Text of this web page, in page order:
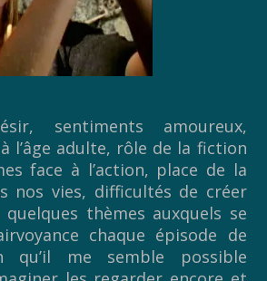
sentiments amoureux,
l’âge adulte, rôle de la fiction
face à l’action, place de la
nos vies, difficultés de créer
thèmes auxquels se
chaque épisode de
qu’il me semble possible